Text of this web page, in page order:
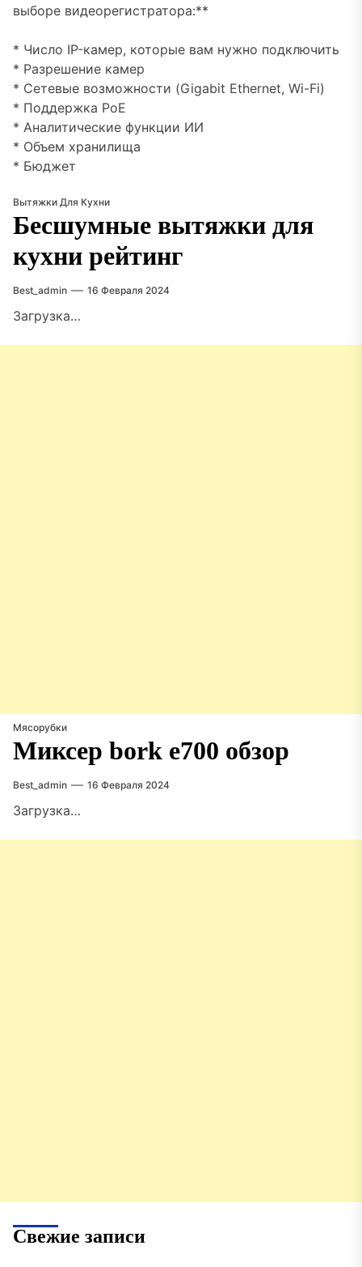
выборе видеорегистратора:**
* Число IP-камер, которые вам нужно подключить
* Разрешение камер
* Сетевые возможности (Gigabit Ethernet, Wi-Fi)
* Поддержка PoE
* Аналитические функции ИИ
* Объем хранилища
* Бюджет
Вытяжки Для Кухни
Бесшумные вытяжки для
кухни рейтинг
Best_admin 16 Февраля 2024
Загрузка…
Мясорубки
Миксер bork e700 обзор
Best_admin 16 Февраля 2024
Загрузка…
Свежие записи